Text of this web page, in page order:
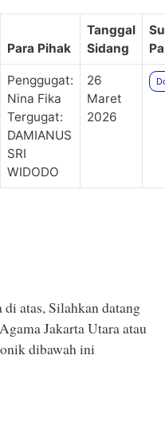
Para Pihak
Tanggal
Sidang
Penggugat:
Nina Fika
Tergugat:
DAMIANUS
SRI
WIDODO
26
Maret
2026
atas, Silahkan datang
Jakarta Utara atau
dibawah ini